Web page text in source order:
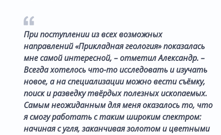
При поступлении из всех возможных
направлений «Прикладная геология» показалась
мне самой интересной, – отметил Александр. –
Всегда хотелось что-то исследовать и изучать
новое, а на специализации можно вести съёмку,
поиск и разведку твёрдых полезных ископаемых.
Самым неожиданным для меня оказалось то, что
я смогу работать с таким широким спектром:
начиная с угля, заканчивая золотом и цветными